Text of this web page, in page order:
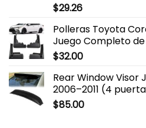
$29.26
Polleras Toyota
Juego Completo de
$32.00
Rear Window Visor
2006–2011 (4
$85.00